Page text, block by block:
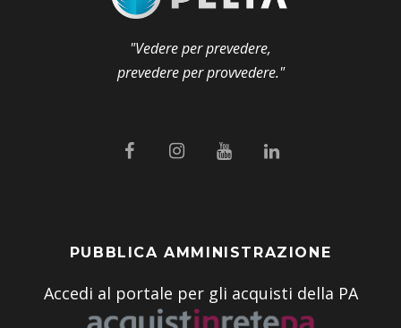
"Vedere per prevedere,
prevedere per provvedere."
PUBBLICA AMMINISTRAZIONE
Accedi al portale per gli acquisti della PA